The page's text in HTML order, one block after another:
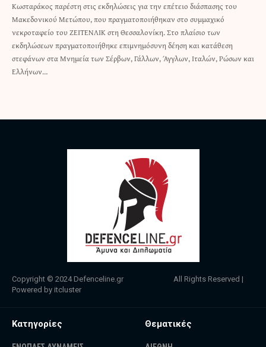
Κωσταράκος παρέστη στις εκδηλώσεις για την επέτειο διάσπασης του
Μακεδονικού Μετώπου, που πραγματοποιήθηκαν στο συμμαχικό
νεκροταφείο του ΖΕΙΤΕΝΛΙΚ στη Θεσσαλονίκη. Στο πλαίσιο των
εκδηλώσεων πραγματοποιήθηκε επιμνημόσυνη δέηση και κατάθεση
στεφάνων στα Μνημεία των Σέρβων, Γάλλων, Άγγλων, Ιταλών, Ρώσων και
Ελλήνων…
Copyright © 2024 Defenceline.gr All Rights Reserved |
Powered by itcluster
Κατηγορίες Θεματικές